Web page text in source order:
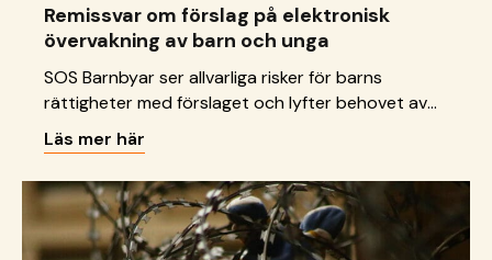
Remissvar om förslag på elektronisk
övervakning av barn och unga
SOS Barnbyar ser allvarliga risker för barns
rättigheter med förslaget och lyfter behovet av
stärkta stödinsatser som bygger på tillit,
relationer och långsiktighet.
Läs mer här